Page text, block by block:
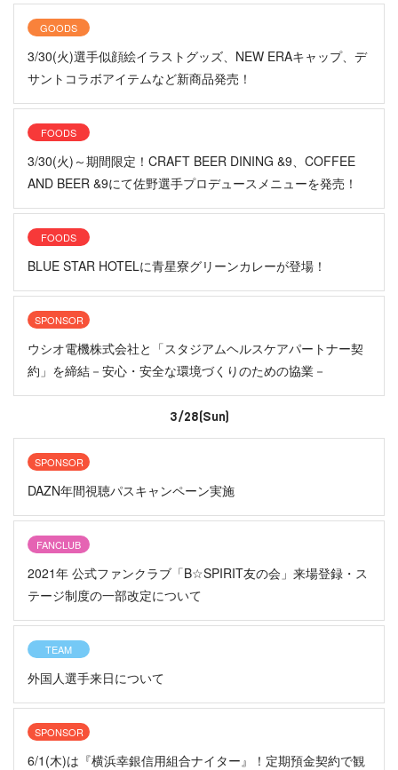
GOODS
3/30(火)選手似顔絵イラストグッズ、NEW ERAキャップ、デ
サントコラボアイテムなど新商品発売！
FOODS
3/30(火)～期間限定！CRAFT BEER DINING &9、COFFEE
AND BEER &9にて佐野選手プロデュースメニューを発売！
FOODS
BLUE STAR HOTELに青星寮グリーンカレーが登場！
SPONSOR
ウシオ電機株式会社と「スタジアムヘルスケアパートナー契
約」を締結－安心・安全な環境づくりのための協業－
3/28(Sun)
SPONSOR
DAZN年間視聴パスキャンペーン実施
FANCLUB
2021年 公式ファンクラブ「B☆SPIRIT友の会」来場登録・ス
テージ制度の一部改定について
TEAM
外国人選手来日について
SPONSOR
6/1(木)は『横浜幸銀信用組合ナイター』！定期預金契約で観